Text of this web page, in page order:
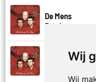
Wij
Wij
De Mens
Tot ziens
De Mens
Val niet in liefde I